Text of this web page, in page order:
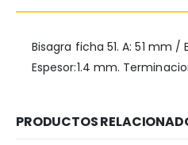
Bisagra ficha 51. A: 51 mm
Espesor:1.4 mm.
PRODUCTOS